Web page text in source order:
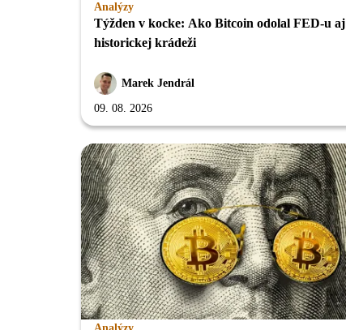
Analýzy
Týžden v kocke: Ako Bitcoin odolal FED-u aj
historickej krádeži
Marek Jendrál
09. 08. 2026